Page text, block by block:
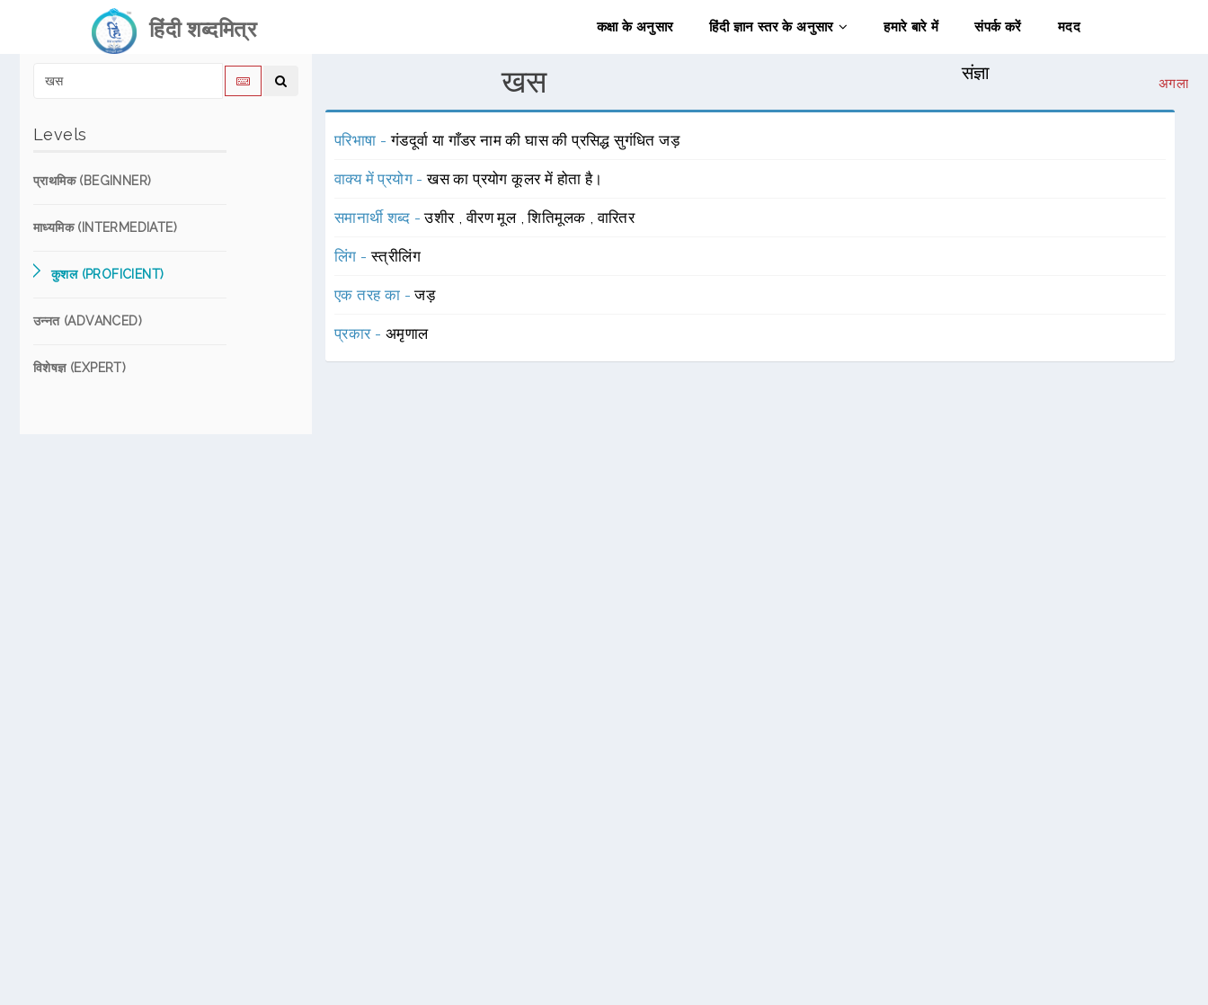
हिंदी शब्दमित्र कक्षा के अनुसार हिंदी ज्ञान स्तर के अनुसार हमारे बारे में संपर्क करें मदद
Levels
प्राथमिक (BEGINNER)
माध्यमिक (INTERMEDIATE)
कुशल (PROFICIENT)
उन्नत (ADVANCED)
विशेषज्ञ (EXPERT)
खस संज्ञा
अगला
परिभाषा -गंडदूर्वा या गाँडर नाम की घास की प्रसिद्ध सुगंधित जड़
वाक्य में प्रयोग -खस का प्रयोग कूलर में होता है।
समानार्थी शब्द -उशीर ,वीरण मूल ,शितिमूलक ,वारितर
लिंग -स्त्रीलिंग
एक तरह का -जड़
प्रकार - अमृणाल